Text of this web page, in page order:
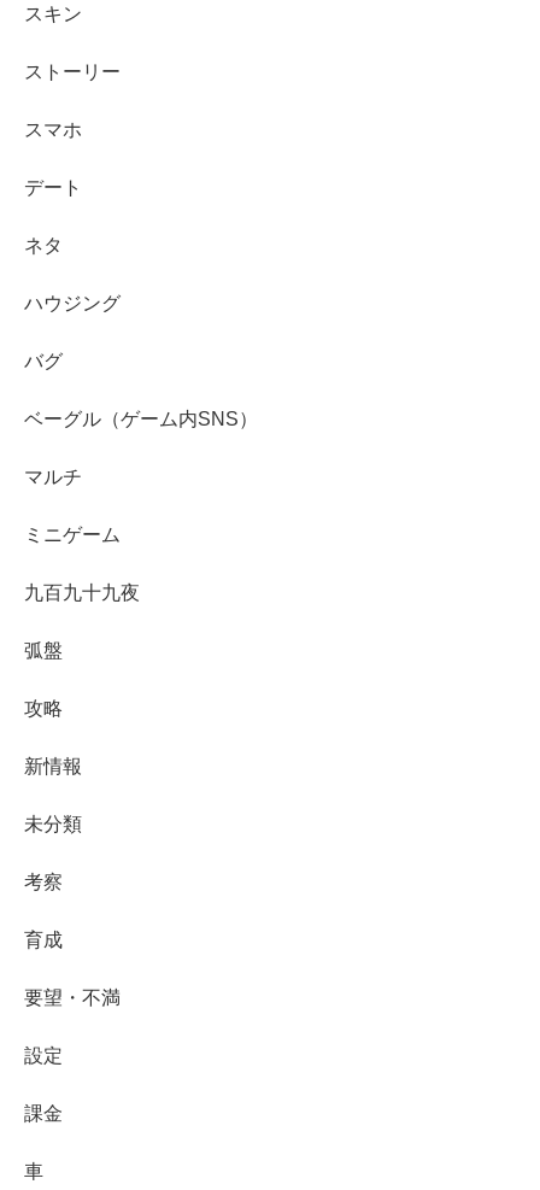
スキン
ストーリー
スマホ
デート
ネタ
ハウジング
バグ
ベーグル（ゲーム内SNS）
マルチ
ミニゲーム
九百九十九夜
弧盤
攻略
新情報
未分類
考察
育成
要望・不満
設定
課金
車